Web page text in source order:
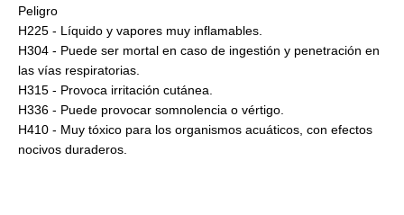
Peligro
H225 - Líquido y vapores muy inflamables.
H304 - Puede ser mortal en caso de ingestión y penetración en
las vías respiratorias.
H315 - Provoca irritación cutánea.
H336 - Puede provocar somnolencia o vértigo.
H410 - Muy tóxico para los organismos acuáticos, con efectos
nocivos duraderos.